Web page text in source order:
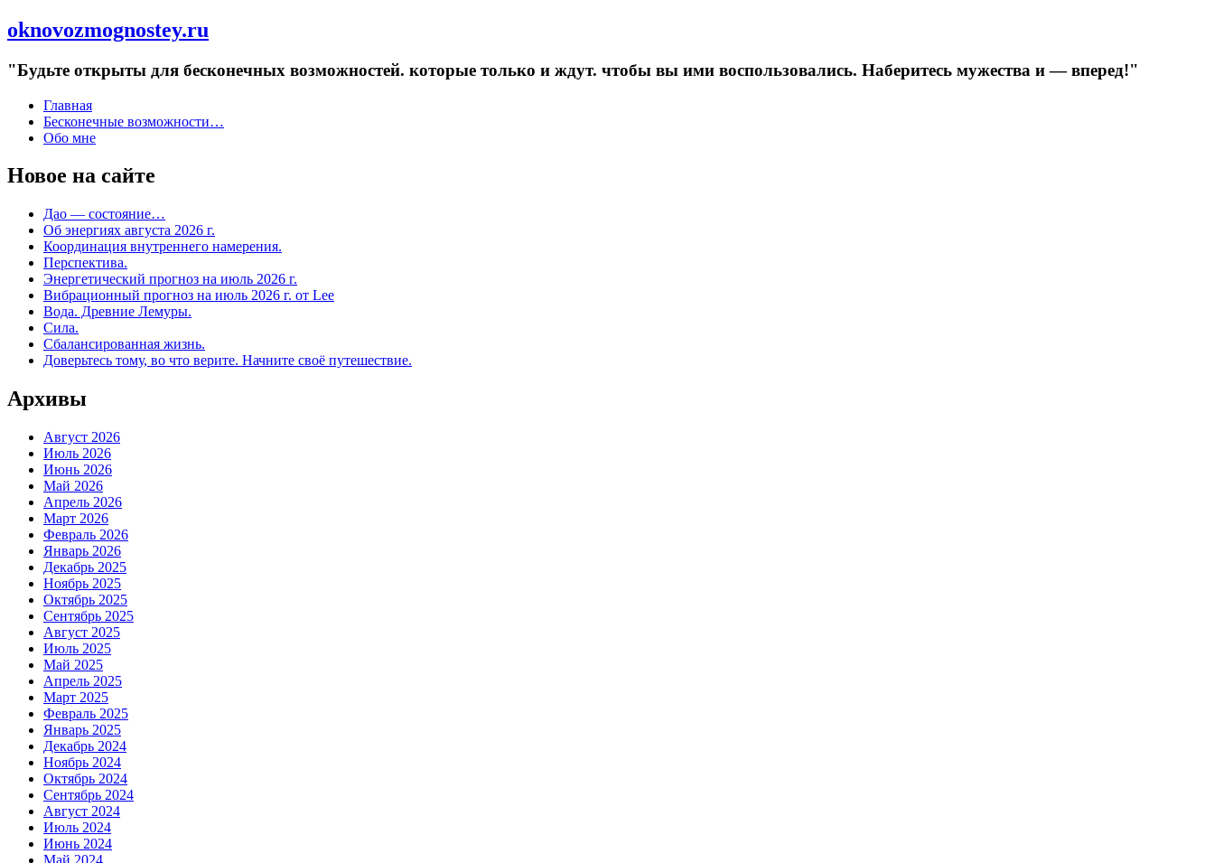
oknovozmognostey.ru
"Будьте открыты для бесконечных возможностей. которые только и ждут. чтобы вы ими воспользовались. Наберитесь мужества и — вперед!"
Главная
Бесконечные возможности…
Обо мне
Новое на сайте
Дао — состояние…
Об энергиях августа 2026 г.
Координация внутреннего намерения.
Перспектива.
Энергетический прогноз на июль 2026 г.
Вибрационный прогноз на июль 2026 г. от Lee
Вода. Древние Лемуры.
Сила.
Сбалансированная жизнь.
Доверьтесь тому, во что верите. Начните своё путешествие.
Архивы
Август 2026
Июль 2026
Июнь 2026
Май 2026
Апрель 2026
Март 2026
Февраль 2026
Январь 2026
Декабрь 2025
Ноябрь 2025
Октябрь 2025
Сентябрь 2025
Август 2025
Июль 2025
Май 2025
Апрель 2025
Март 2025
Февраль 2025
Январь 2025
Декабрь 2024
Ноябрь 2024
Октябрь 2024
Сентябрь 2024
Август 2024
Июль 2024
Июнь 2024